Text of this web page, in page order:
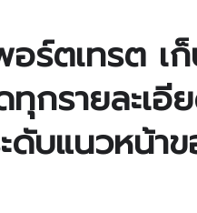
ร์ตเทรต เ
ทุกรายละเอี
ดับแนวหน้า